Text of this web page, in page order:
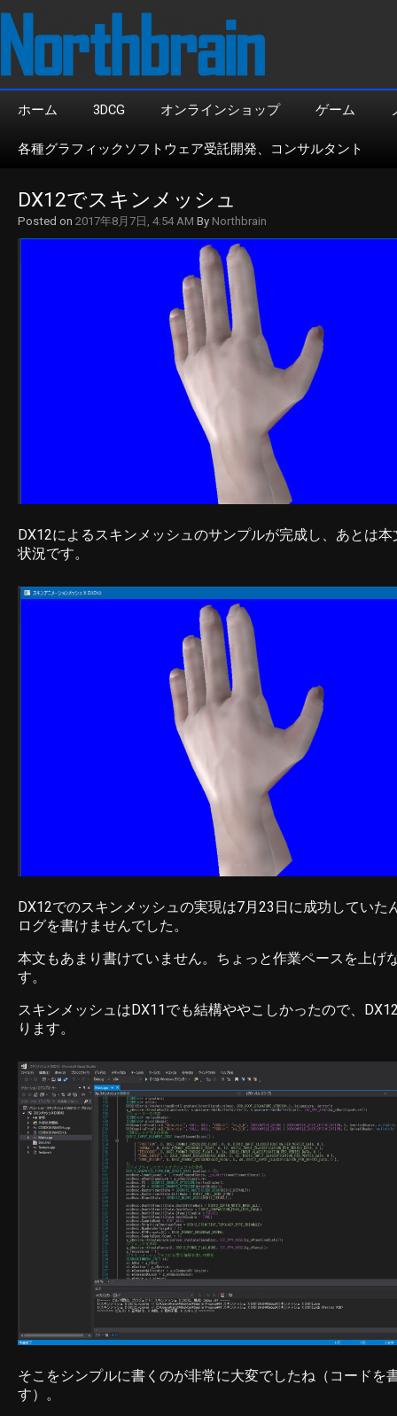
ホーム 3DCG オンラインショップ ゲーム
各種グラフィックソフトウェア受託開発、コンサルタント
DX12でスキンメッシュ
Posted on 2017年8月7日, 4:54 AM By Northbrain
DX12によるスキンメッシュのサンプルが完成し、あとは
状況です。
DX12でのスキンメッシュの実現は7月23日に成功していた
ログを書けませんでした。
本文もあまり書けていません。ちょっと作業ペースを上げ
す。
スキンメッシュはDX11でも結構ややこしかったので、
ります。
そこをシンプルに書くのが非常に大変でしたね（コードを
す）。